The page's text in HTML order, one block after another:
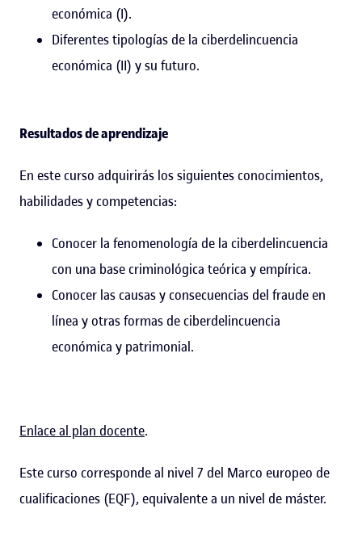
económica (I).
Diferentes tipologías de la ciberdelincuencia
económica (II) y su futuro.
Resultados de aprendizaje
En este curso adquirirás los siguientes conocimientos,
habilidades y competencias:
Conocer la fenomenología de la ciberdelincuencia
con una base criminológica teórica y empírica.
Conocer las causas y consecuencias del fraude en
línea y otras formas de ciberdelincuencia
económica y patrimonial.
Enlace al plan docente.
Este curso corresponde al nivel 7 del Marco europeo de
cualificaciones (EQF), equivalente a un nivel de máster.